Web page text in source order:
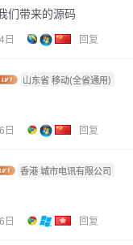
们带来的源码
日 回复
山东省 移动(全省通用)
日 回复
香港 城市电讯有限公司
日 回复